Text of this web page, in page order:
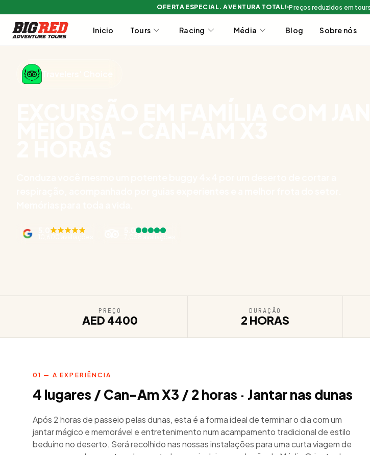
OFERTA ESPECIAL. AVENTURA TOTAL! Preços reduzidos em
Inicio Tours Racing Média Blog Sobre nós
5.0
PREÇO
AED 4400
DURAÇÃO
2 HORAS
01 — A EXPERIÊNCIA
4 lugares / Can-Am X3 / 2 horas · Jantar nas dunas
Após 2 horas de passeio pelas dunas, esta é a forma ideal de terminar o dia com um
jantar mágico e memorável e entretenimento num acampamento tradicional de estilo
beduíno no deserto. Será recolhido nas nossas instalações para uma curta viagem de